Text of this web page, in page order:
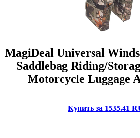
MagiDeal Universal
Saddlebag Riding/
Motorcycle Luggage
Купить за 1535.41